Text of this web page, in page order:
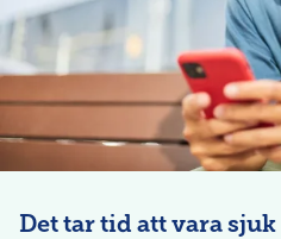
Det tar tid att vara sjuk